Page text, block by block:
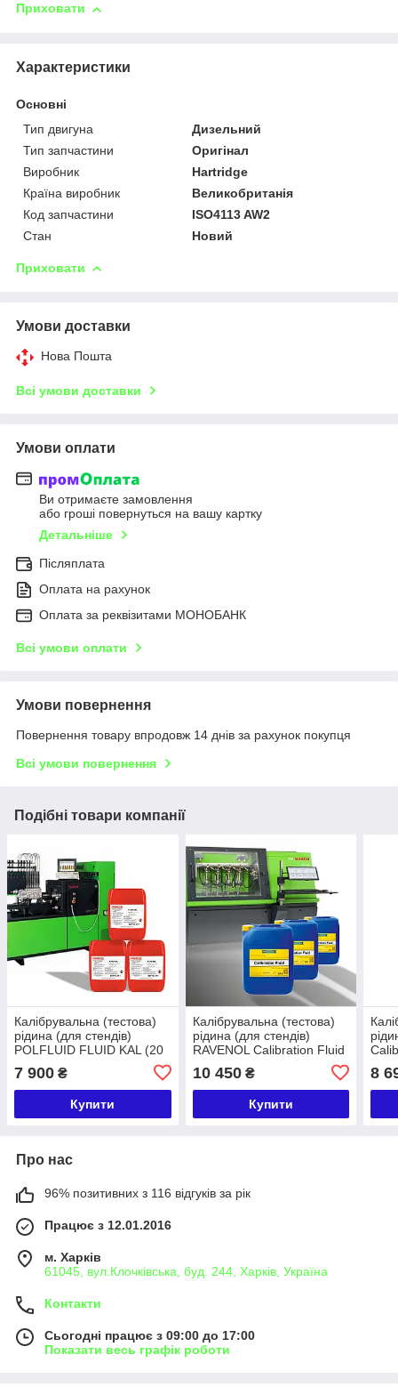
Приховати
Характеристики
Основні
Тип двигуна
Дизельний
Тип запчастини
Оригінал
Виробник
Hartridge
Країна виробник
Великобританія
Код запчастини
ISO4113 AW2
Стан
Новий
Приховати
Умови доставки
Нова Пошта
Всі умови доставки
Умови оплати
Ви отримаєте замовлення
або гроші повернуться на вашу картку
Детальніше
Післяплата
Оплата на рахунок
Оплата за реквізитами МОНОБАНК
Всі умови оплати
Умови повернення
Повернення товару впродовж 14 днів за рахунок покупця
Всі умови повернення
Подібні товари компанії
Калібрувальна (тестова)
рідина (для стендів)
POLFLUID FLUID KAL (20
7 900 ₴
Купити
Калібрувальна (тестова)
рідина (для стендів)
RAVENOL Calibration Fluid
10 450₴
Купити
8
Про нас
96% позитивних з 116 відгуків за рік
Працює з 12.01.2016
м. Харків
61045, вул.Клочківська, буд. 244, Харків, Україна
Контакти
Сьогодні працює з 09:00 до 17:00
Показати весь графік роботи